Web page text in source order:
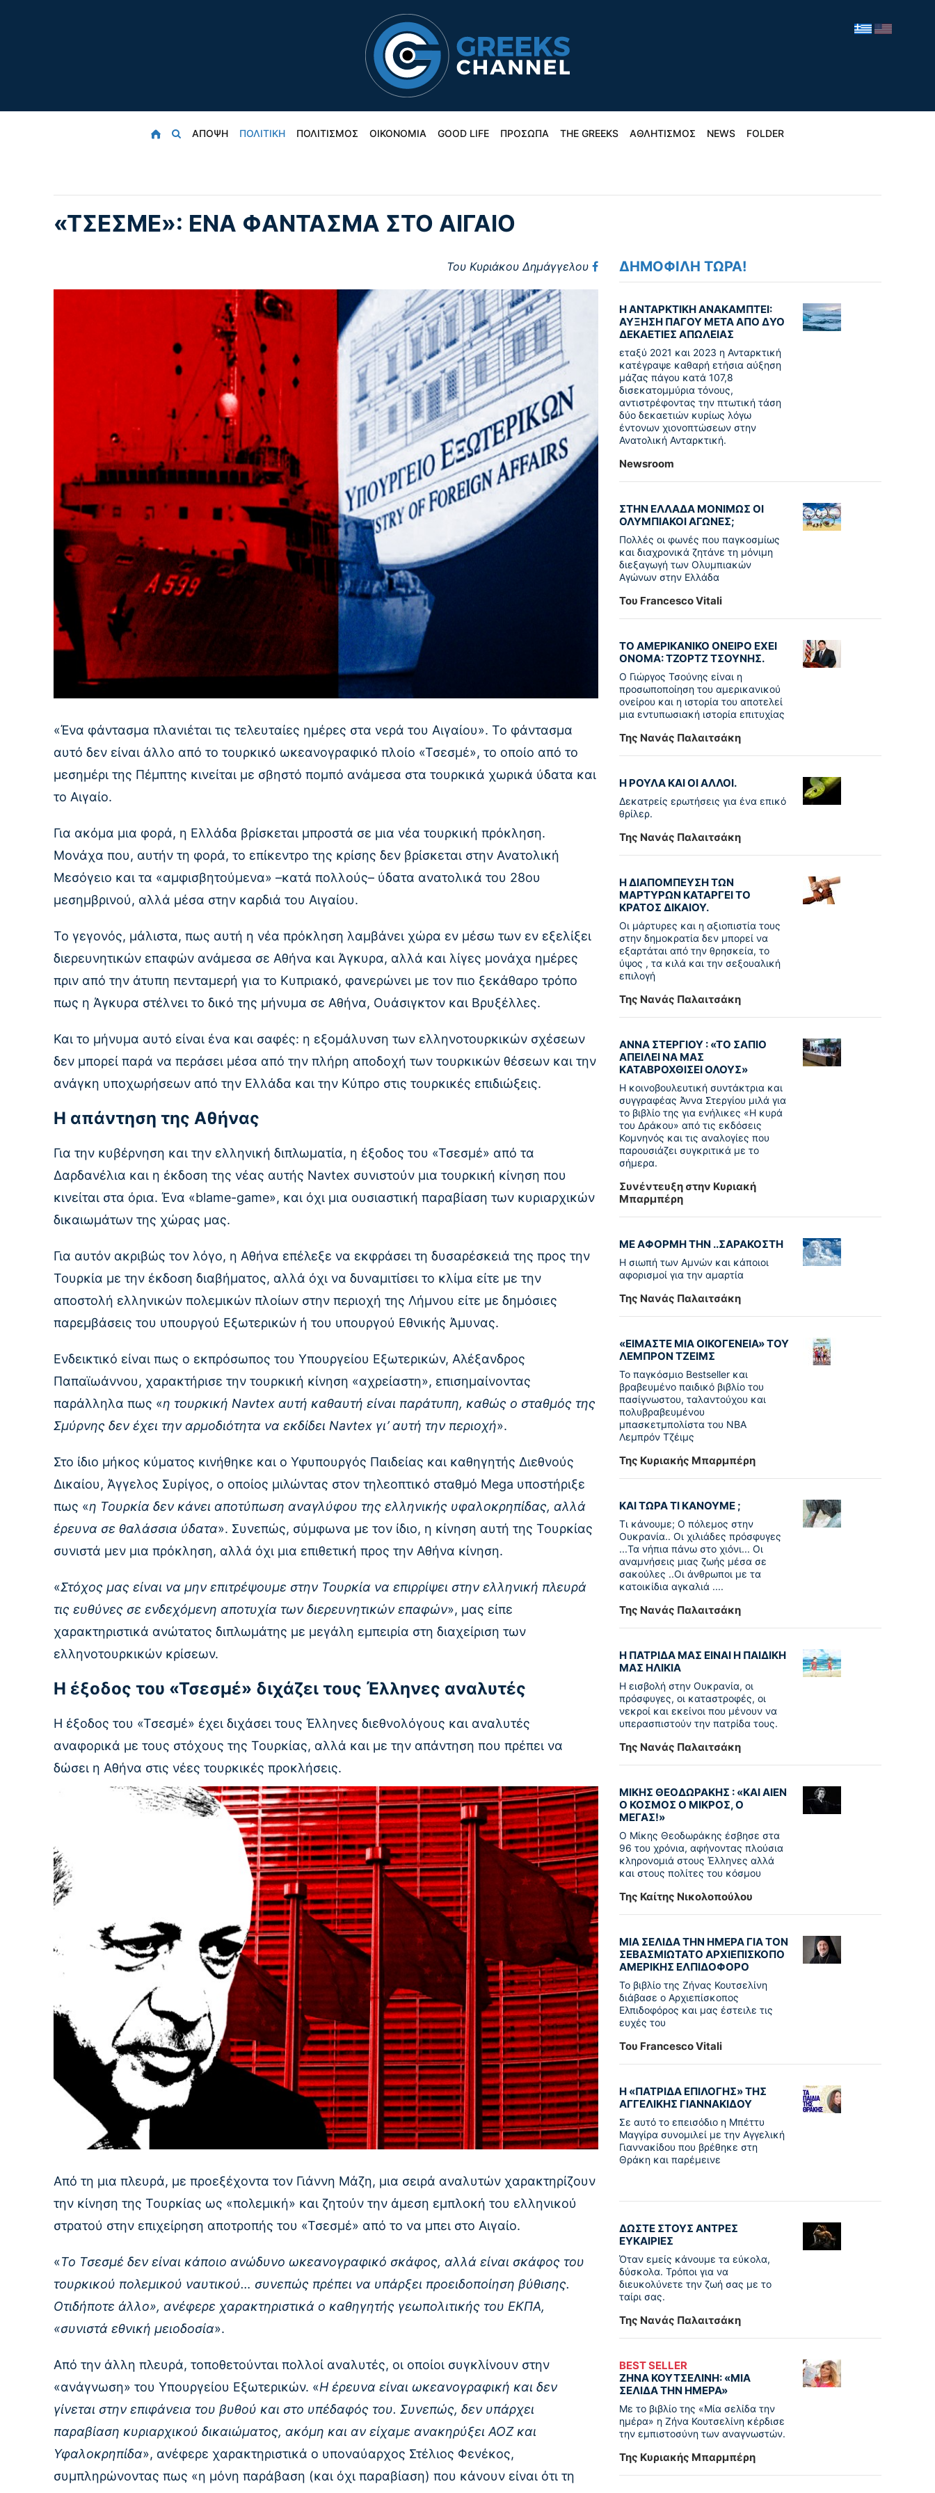
ΑΠΟΨΗ ΠΟΛΙΤΙΚΗ ΠΟΛΙΤΙΣΜΟΣ ΟΙΚΟΝΟΜΙΑ GOOD LIFE ΠΡΟΣΩΠΑ THE GREEKS ΑΘΛΗΤΙΣΜΟΣ NEWS FOLDER
«ΤΣΕΣΜΕ»: ΕΝΑ ΦΑΝΤΑΣΜΑ ΣΤΟ ΑΙΓΑΙΟ
Του Κυριάκου Δημάγγελου
«Ένα φάντασμα πλανιέται τις τελευταίες ημέρες στα νερά του Αιγαίου». Το φάντασμα
αυτό δεν είναι άλλο από το τουρκικό ωκεανογραφικό πλοίο «Τσεσμέ», το οποίο από το
μεσημέρι της Πέμπτης κινείται με σβηστό πομπό ανάμεσα στα τουρκικά χωρικά ύδατα και
το Αιγαίο.
Για ακόμα μια φορά, η Ελλάδα βρίσκεται μπροστά σε μια νέα τουρκική πρόκληση.
Μονάχα που, αυτήν τη φορά, το επίκεντρο της κρίσης δεν βρίσκεται στην Ανατολική
Μεσόγειο και τα «αμφισβητούμενα» –κατά πολλούς– ύδατα ανατολικά του 28ου
μεσημβρινού, αλλά μέσα στην καρδιά του Αιγαίου.
Το γεγονός, μάλιστα, πως αυτή η νέα πρόκληση λαμβάνει χώρα εν μέσω των εν εξελίξει
διερευνητικών επαφών ανάμεσα σε Αθήνα και Άγκυρα, αλλά και λίγες μονάχα ημέρες
πριν από την άτυπη πενταμερή για το Κυπριακό, φανερώνει με τον πιο ξεκάθαρο τρόπο
πως η Άγκυρα στέλνει το δικό της μήνυμα σε Αθήνα, Ουάσιγκτον και Βρυξέλλες.
Και το μήνυμα αυτό είναι ένα και σαφές: η εξομάλυνση των ελληνοτουρκικών σχέσεων
δεν μπορεί παρά να περάσει μέσα από την πλήρη αποδοχή των τουρκικών θέσεων και την
ανάγκη υποχωρήσεων από την Ελλάδα και την Κύπρο στις τουρκικές επιδιώξεις.
Η απάντηση της Αθήνας
Για την κυβέρνηση και την ελληνική διπλωματία, η έξοδος του «Τσεσμέ» από τα
Δαρδανέλια και η έκδοση της νέας αυτής Navtex συνιστούν μια τουρκική κίνηση που
κινείται στα όρια. Ένα «blame-game», και όχι μια ουσιαστική παραβίαση των κυριαρχικών
δικαιωμάτων της χώρας μας.
Για αυτόν ακριβώς τον λόγο, η Αθήνα επέλεξε να εκφράσει τη δυσαρέσκειά της προς την
Τουρκία με την έκδοση διαβήματος, αλλά όχι να δυναμιτίσει το κλίμα είτε με την
αποστολή ελληνικών πολεμικών πλοίων στην περιοχή της Λήμνου είτε με δημόσιες
παρεμβάσεις του υπουργού Εξωτερικών ή του υπουργού Εθνικής Άμυνας.
Ενδεικτικό είναι πως ο εκπρόσωπος του Υπουργείου Εξωτερικών, Αλέξανδρος
Παπαϊωάννου, χαρακτήρισε την τουρκική κίνηση «αχρείαστη», επισημαίνοντας
παράλληλα πως «η τουρκική Navtex αυτή καθαυτή είναι παράτυπη, καθώς ο σταθμός της
Σμύρνης δεν έχει την αρμοδιότητα να εκδίδει Navtex γι’ αυτή την περιοχή».
Στο ίδιο μήκος κύματος κινήθηκε και ο Υφυπουργός Παιδείας και καθηγητής Διεθνούς
Δικαίου, Άγγελος Συρίγος, ο οποίος μιλώντας στον τηλεοπτικό σταθμό Mega υποστήριξε
πως «η Τουρκία δεν κάνει αποτύπωση αναγλύφου της ελληνικής υφαλοκρηπίδας, αλλά
έρευνα σε θαλάσσια ύδατα». Συνεπώς, σύμφωνα με τον ίδιο, η κίνηση αυτή της Τουρκίας
συνιστά μεν μια πρόκληση, αλλά όχι μια επιθετική προς την Αθήνα κίνηση.
«Στόχος μας είναι να μην επιτρέψουμε στην Τουρκία να επιρρίψει στην ελληνική πλευρά
τις ευθύνες σε ενδεχόμενη αποτυχία των διερευνητικών επαφών», μας είπε
χαρακτηριστικά ανώτατος διπλωμάτης με μεγάλη εμπειρία στη διαχείριση των
ελληνοτουρκικών κρίσεων.
Η έξοδος του «Τσεσμέ» διχάζει τους Έλληνες αναλυτές
Η έξοδος του «Τσεσμέ» έχει διχάσει τους Έλληνες διεθνολόγους και αναλυτές
αναφορικά με τους στόχους της Τουρκίας, αλλά και με την απάντηση που πρέπει να
δώσει η Αθήνα στις νέες τουρκικές προκλήσεις.
Από τη μια πλευρά, με προεξέχοντα τον Γιάννη Μάζη, μια σειρά αναλυτών χαρακτηρίζουν
την κίνηση της Τουρκίας ως «πολεμική» και ζητούν την άμεση εμπλοκή του ελληνικού
στρατού στην επιχείρηση αποτροπής του «Τσεσμέ» από το να μπει στο Αιγαίο.
«Το Τσεσμέ δεν είναι κάποιο ανώδυνο ωκεανογραφικό σκάφος, αλλά είναι σκάφος του
τουρκικού πολεμικού ναυτικού… συνεπώς πρέπει να υπάρξει προειδοποίηση βύθισης.
Οτιδήποτε άλλο», ανέφερε χαρακτηριστικά ο καθηγητής γεωπολιτικής του ΕΚΠΑ,
«συνιστά εθνική μειοδοσία».
Από την άλλη πλευρά, τοποθετούνται πολλοί αναλυτές, οι οποίοι συγκλίνουν στην
«ανάγνωση» του Υπουργείου Εξωτερικών. «Η έρευνα είναι ωκεανογραφική και δεν
γίνεται στην επιφάνεια του βυθού και στο υπέδαφός του. Συνεπώς, δεν υπάρχει
παραβίαση κυριαρχικού δικαιώματος, ακόμη και αν είχαμε ανακηρύξει ΑΟΖ και
Υφαλοκρηπίδα», ανέφερε χαρακτηριστικά ο υποναύαρχος Στέλιος Φενέκος,
συμπληρώνοντας πως «η μόνη παράβαση (και όχι παραβίαση) που κάνουν είναι ότι τη
ΔΗΜΟΦΙΛΗ ΤΩΡΑ!
Η ΑΝΤΑΡΚΤΙΚΗ ΑΝΑΚΑΜΠΤΕΙ:
ΑΥΞΗΣΗ ΠΑΓΟΥ ΜΕΤΑ ΑΠΟ ΔΥΟ
ΔΕΚΑΕΤΙΕΣ ΑΠΩΛΕΙΑΣ
εταξύ 2021 και 2023 η Ανταρκτική
κατέγραψε καθαρή ετήσια αύξηση
μάζας πάγου κατά 107,8
δισεκατομμύρια τόνους,
αντιστρέφοντας την πτωτική τάση
δύο δεκαετιών κυρίως λόγω
έντονων χιονοπτώσεων στην
Ανατολική Ανταρκτική.
Newsroom
ΣΤΗΝ ΕΛΛΑΔΑ ΜΟΝΙΜΩΣ ΟΙ
ΟΛΥΜΠΙΑΚΟΙ ΑΓΩΝΕΣ;
Πολλές οι φωνές που παγκοσμίως
και διαχρονικά ζητάνε τη μόνιμη
διεξαγωγή των Ολυμπιακών
Αγώνων στην Ελλάδα
Του Francesco Vitali
ΤΟ ΑΜΕΡΙΚΑΝΙΚΟ ΟΝΕΙΡΟ ΕΧΕΙ
ΟΝΟΜΑ: ΤΖΟΡΤΖ ΤΣΟΥΝΗΣ.
Ο Γιώργος Τσούνης είναι η
προσωποποίηση του αμερικανικού
ονείρου και η ιστορία του αποτελεί
μια εντυπωσιακή ιστορία επιτυχίας
Της Νανάς Παλαιτσάκη
Η ΡΟΥΛΑ ΚΑΙ ΟΙ ΑΛΛΟΙ.
Δεκατρείς ερωτήσεις για ένα επικό
θρίλερ.
Της Νανάς Παλαιτσάκη
Η ΔΙΑΠΟΜΠΕΥΣΗ ΤΩΝ
ΜΑΡΤΥΡΩΝ ΚΑΤΑΡΓΕΙ ΤΟ
ΚΡΑΤΟΣ ΔΙΚΑΙΟΥ.
Οι μάρτυρες και η αξιοπιστία τους
στην δημοκρατία δεν μπορεί να
εξαρτάται από την θρησκεία, το
ύψος , τα κιλά και την σεξουαλική
επιλογή
Της Νανάς Παλαιτσάκη
ΑΝΝΑ ΣΤΕΡΓΙΟΥ : «ΤΟ ΣΑΠΙΟ
ΑΠΕΙΛΕΙ ΝΑ ΜΑΣ
ΚΑΤΑΒΡΟΧΘΙΣΕΙ ΟΛΟΥΣ»
Η κοινοβουλευτική συντάκτρια και
συγγραφέας Άννα Στεργίου μιλά για
το βιβλίο της για ενήλικες «Η κυρά
του Δράκου» από τις εκδόσεις
Κομνηνός και τις αναλογίες που
παρουσιάζει συγκριτικά με το
σήμερα.
Συνέντευξη στην Κυριακή
Μπαρμπέρη
ΜΕ ΑΦΟΡΜΗ ΤΗΝ ..ΣΑΡΑΚΟΣΤΗ
Η σιωπή των Αμνών και κάποιοι
αφορισμοί για την αμαρτία
Της Νανάς Παλαιτσάκη
«ΕΙΜΑΣΤΕ ΜΙΑ ΟΙΚΟΓΕΝΕΙΑ» ΤΟΥ
ΛΕΜΠΡΟΝ ΤΖΕΙΜΣ
To παγκόσµιο Bestseller και
βραβευµένο παιδικό βιβλίο του
πασίγνωστου, ταλαντούχου και
πολυβραβευµένου
µπασκετµπολίστα του NBA
Λεµπρόν Τζέιμς
Της Κυριακής Μπαρμπέρη
ΚΑΙ ΤΩΡΑ ΤΙ ΚΑΝΟΥΜΕ ;
Τι κάνουμε; Ο πόλεμος στην
Ουκρανία.. Οι χιλιάδες πρόσφυγες
...Τα νήπια πάνω στο χιόνι... Οι
αναμνήσεις μιας ζωής μέσα σε
σακούλες ..Οι άνθρωποι με τα
κατοικίδια αγκαλιά ....
Της Νανάς Παλαιτσάκη
Η ΠΑΤΡΙΔΑ ΜΑΣ ΕΙΝΑΙ Η ΠΑΙΔΙΚΗ
ΜΑΣ ΗΛΙΚΙΑ
Η εισβολή στην Ουκρανία, οι
πρόσφυγες, οι καταστροφές, οι
νεκροί και εκείνοι που μένουν να
υπερασπιστούν την πατρίδα τους.
Της Νανάς Παλαιτσάκη
ΜΙΚΗΣ ΘΕΟΔΩΡΑΚΗΣ : «KAI ΑΙΕΝ
Ο ΚΟΣΜΟΣ Ο ΜΙΚΡΟΣ, Ο
ΜΕΓΑΣ!»
Ο Μίκης Θεοδωράκης έσβησε στα
96 του χρόνια, αφήνοντας πλούσια
κληρονομιά στους Έλληνες αλλά
και στους πολίτες του κόσμου
Της Καίτης Νικολοπούλου
ΜΙΑ ΣΕΛΙΔΑ ΤΗΝ ΗΜΕΡΑ ΓΙΑ ΤΟΝ
ΣΕΒΑΣΜΙΩΤΑΤΟ ΑΡΧΙΕΠΙΣΚΟΠΟ
ΑΜΕΡΙΚΗΣ ΕΛΠΙΔΟΦΟΡΟ
Το βιβλίο της Ζήνας Κουτσελίνη
διάβασε ο Αρχιεπίσκοπος
Ελπιδοφόρος και μας έστειλε τις
ευχές του
Του Francesco Vitali
Η «ΠΑΤΡΊΔΑ ΕΠΙΛΟΓΉΣ» ΤΗΣ
ΑΓΓΕΛΙΚΉΣ ΓΙΑΝΝΑΚΊΔΟΥ
Σε αυτό το επεισόδιο η Μπέττυ
Μαγγίρα συνομιλεί με την Αγγελική
Γιαννακίδου που βρέθηκε στη
Θράκη και παρέμεινε
ΔΩΣΤΕ ΣΤΟΥΣ ΑΝΤΡΕΣ
ΕΥΚΑΙΡΙΕΣ
Όταν εμείς κάνουμε τα εύκολα,
δύσκολα. Τρόποι για να
διευκολύνετε την ζωή σας με το
ταίρι σας.
Της Νανάς Παλαιτσάκη
BEST SELLER
ΖΗΝΑ ΚΟΥΤΣΕΛΙΝΗ: «ΜΙΑ
ΣΕΛΙΔΑ ΤΗΝ ΗΜΕΡΑ»
Με το βιβλίο της «Μία σελίδα την
ημέρα» η Ζήνα Κουτσελίνη κέρδισε
την εμπιστοσύνη των αναγνωστών.
Της Κυριακής Μπαρμπέρη